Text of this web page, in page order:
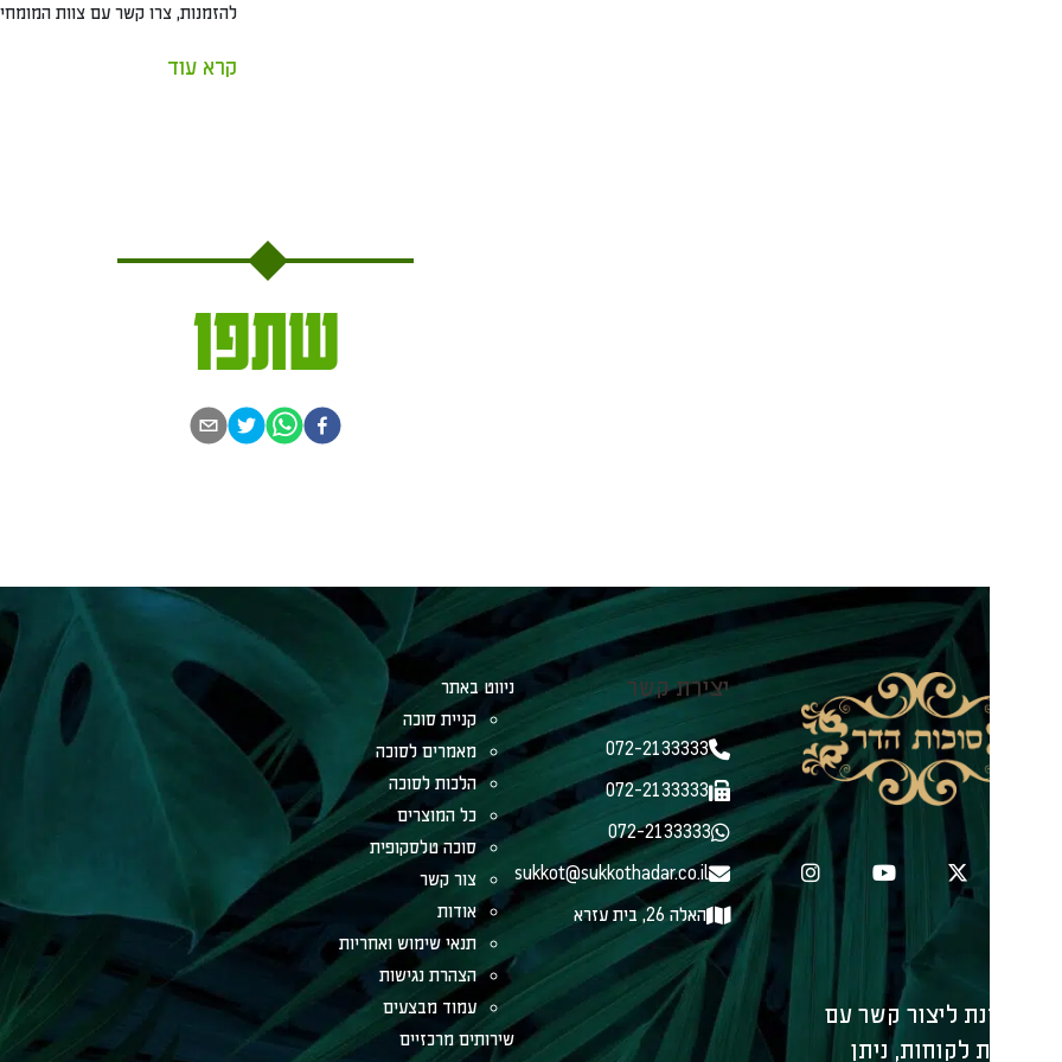
להזמנות, צרו קשר עם צוות המומחים שלנו. מוקד
שתפו
ליצור קשר עם
לקוחות, ניתן
יצירת קשר
072-2133333
072-2133333
072-2133333
sukkot@sukkothadar.co.il
האלה 26, בית עזרא
ניווט באתר
קניית סוכה
מאמרים לסוכה
הלכות לסוכה
כל המוצרים
סוכה טלסקופית
צור קשר
אודות
תנאי שימוש ואחריות
הצהרת נגישות
עמוד מבצעים
שירותים מרכזיים